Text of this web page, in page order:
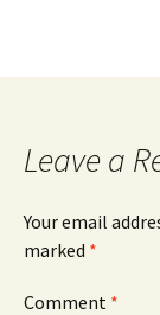
Leave a
Your email
marked *
Comment *